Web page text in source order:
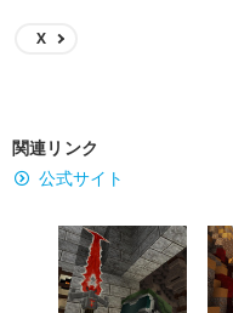
X
関連リンク
公式サイト